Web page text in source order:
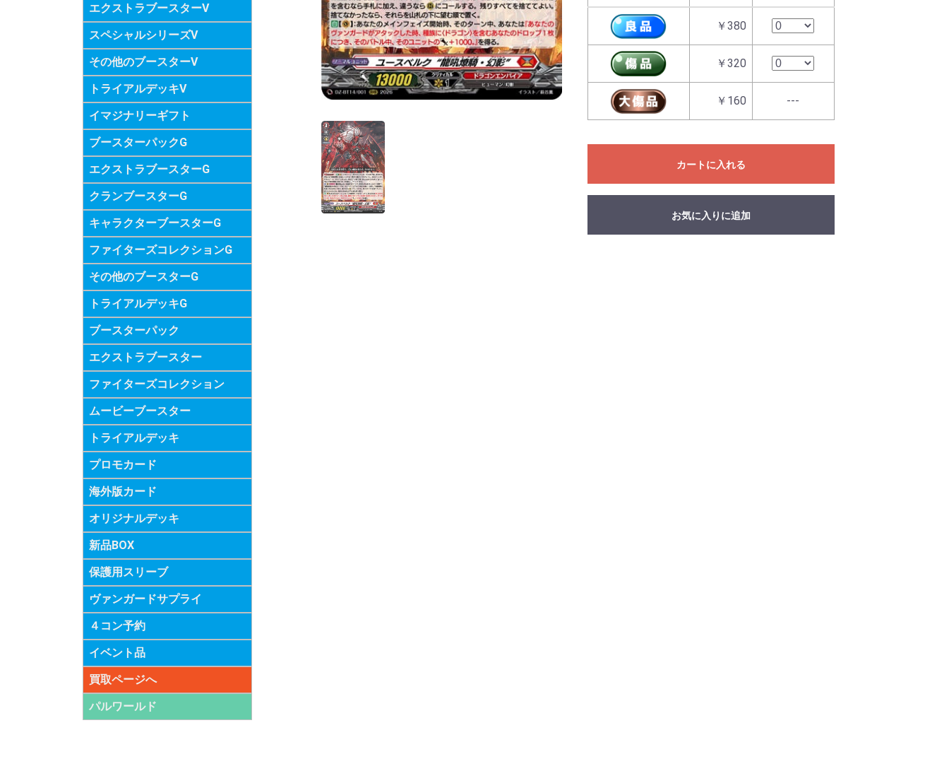
エクストラブースターV
スペシャルシリーズV
その他のブースターV
トライアルデッキV
イマジナリーギフト
ブースターパックG
エクストラブースターG
クランブースターG
キャラクターブースターG
ファイターズコレクションG
その他のブースターG
トライアルデッキG
ブースターパック
エクストラブースター
ファイターズコレクション
ムービーブースター
トライアルデッキ
プロモカード
海外版カード
オリジナルデッキ
新品BOX
保護用スリーブ
ヴァンガードサプライ
４コン予約
イベント品
買取ページへ
パルワールド
￥380
￥320
￥160 ---
カートに入れる
お気に入りに追加